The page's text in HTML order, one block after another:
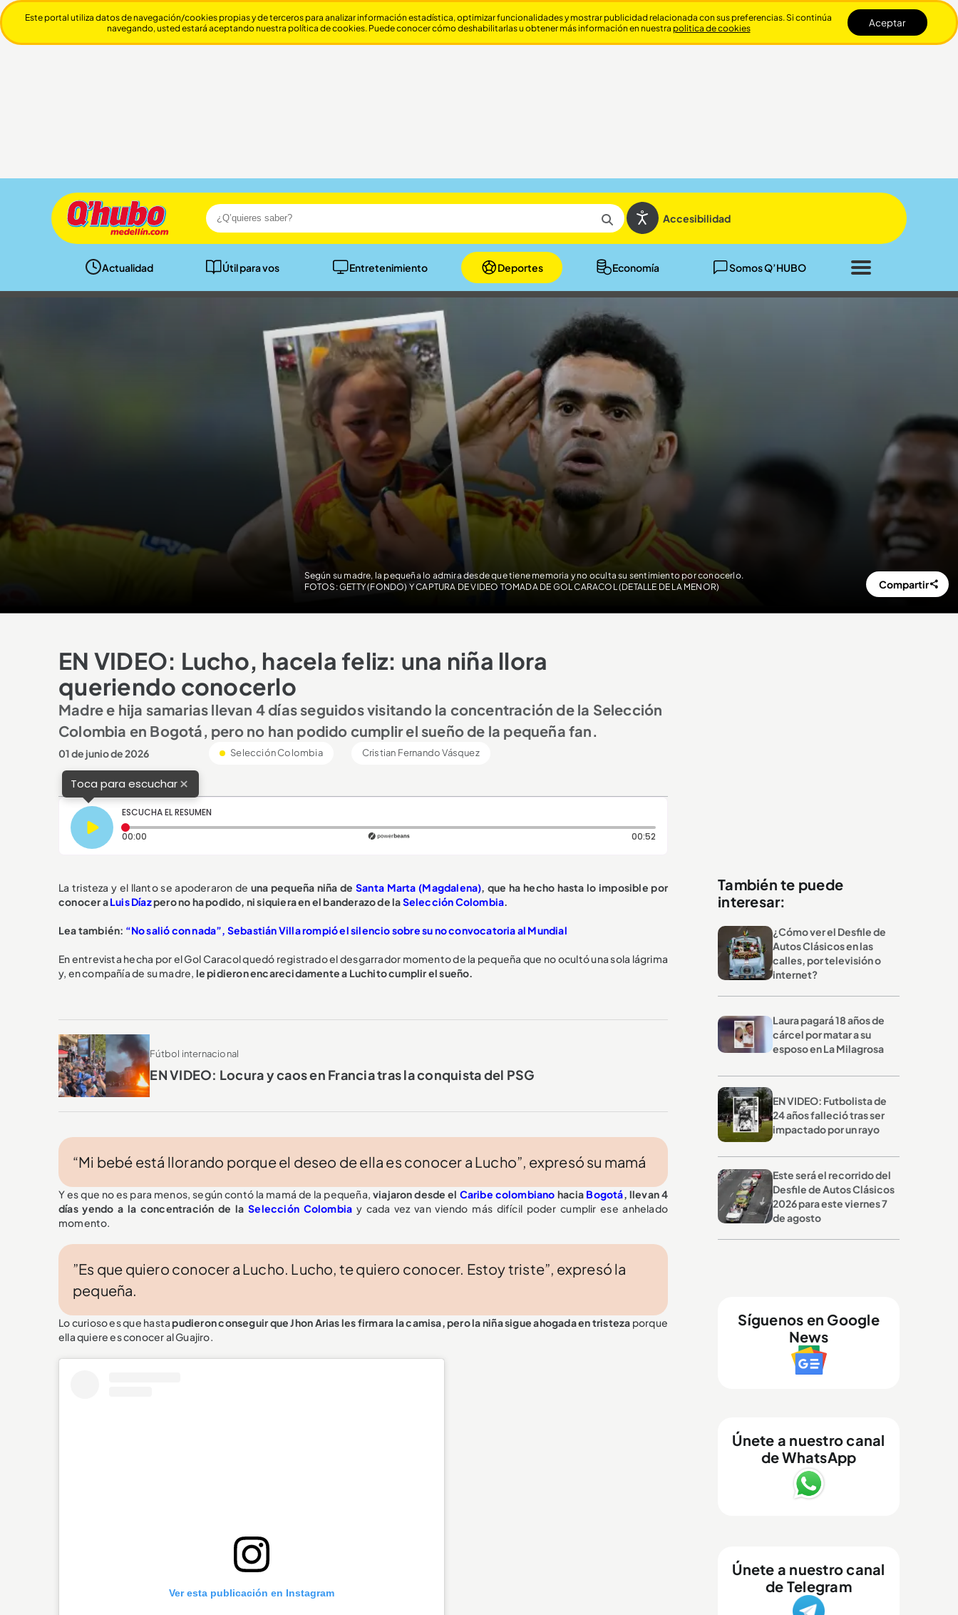
Accesibilidad
Actualidad Útil para vos Entretenimiento Deportes Economía Somos Q’HUBO
Cerrar
Según su madre, la pequeña lo admira desde que tiene memoria y no oculta su sentimiento por conocerlo.
FOTOS: GETTY (FONDO) Y CAPTURA DE VIDEO TOMADA DE GOL CARACOL (DETALLE DE LA MENOR)
Compartir
EN VIDEO: Lucho, hacela feliz: una niña llora
queriendo conocerlo
Madre e hija samarias llevan 4 días seguidos visitando la concentración de la Selección
Colombia en Bogotá, pero no han podido cumplir el sueño de la pequeña fan.
01 de junio de 2026 Selección Colombia Cristian Fernando Vásquez
Toca para escuchar×
ESCUCHA EL RESUMEN
00:00
00:52Duración: 52 segundos
La tristeza y el llanto se apoderaron de una pequeña niña deSanta Marta (Magdalena), que ha hecho hasta lo imposible por
conocer aLuis Díazpero no ha podido, ni siquiera en el banderazo de laSelección Colombia.
Lea también: “No salió con nada”, Sebastián Villa rompió el silencio sobre su no convocatoria al Mundial
En entrevista hecha por el Gol Caracol quedó registrado el desgarrador momento de la pequeña que no ocultó una sola lágrima
y, en compañía de su madre, le pidieron encarecidamente a Luchito cumplir el sueño.
Fútbol internacional
EN VIDEO: Locura y caos en Francia tras la conquista del PSG
“Mi bebé está llorando porque el deseo de ella es conocer a Lucho”, expresó su mamá
Y es que no es para menos, según contó la mamá de la pequeña, viajaron desde el Caribe colombiano hacia Bogotá, llevan 4
días yendo a la concentración de laSelección Colombia y cada vez van viendo más difícil poder cumplir ese anhelado
momento.
”Es que quiero conocer a Lucho. Lucho, te quiero conocer. Estoy triste”, expresó la
pequeña.
Lo curioso es que hastapudieron conseguir que Jhon Arias les firmara la camisa, pero la niña sigue ahogada en tristeza porque
ella quiere es conocer al Guajiro.
Ver esta publicación en Instagram
También te puede
interesar:
¿Cómo ver el Desfile de
Autos Clásicos en las
calles, por televisión o
internet?
Laura pagará 18 años de
cárcel por matar a su
esposo en La Milagrosa
EN VIDEO: Futbolista de
24 años falleció tras ser
impactado por un rayo
Este será el recorrido del
Desfile de Autos Clásicos
2026 para este viernes 7
de agosto
Síguenos en Google
News
Únete a nuestro canal
de WhatsApp
Únete a nuestro canal
de Telegram
Este portal utiliza datos de navegación/cookies propias y de terceros para analizar información estadística, optimizar funcionalidades y mostrar publicidad relacionada con sus preferencias. Si continúa
navegando, usted estará aceptando nuestra política de cookies. Puede conocer cómo deshabilitarlas u obtener más información en nuestra politica de cookies Aceptar